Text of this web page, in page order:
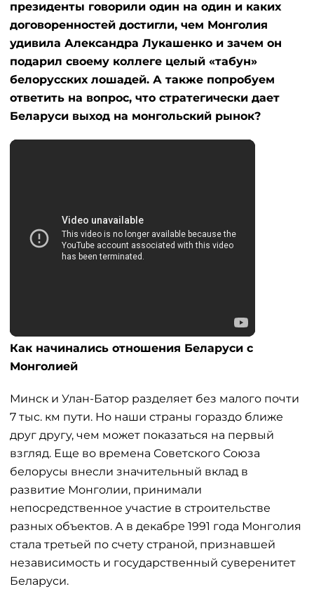
президенты говорили один на один и каких
договоренностей достигли, чем Монголия
удивила Александра Лукашенко и зачем он
подарил своему коллеге целый «табун»
белорусских лошадей. А также попробуем
ответить на вопрос, что стратегически дает
Беларуси выход на монгольский рынок?
Как начинались отношения Беларуси с
Монголией
Минск и Улан-Батор разделяет без малого почти
7 тыс. км пути. Но наши страны гораздо ближе
друг другу, чем может показаться на первый
взгляд. Еще во времена Советского Союза
белорусы внесли значительный вклад в
развитие Монголии, принимали
непосредственное участие в строительстве
разных объектов. А в декабре 1991 года Монголия
стала третьей по счету страной, признавшей
независимость и государственный суверенитет
Беларуси.